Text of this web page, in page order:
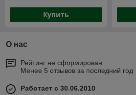
Купить
О нас
Рейтинг не сформирован
Менее 5 отзывов за последний год
Работает с 30.06.2010